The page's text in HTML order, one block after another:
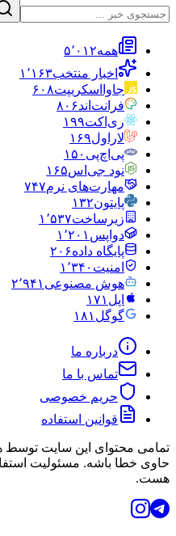
همه۵٬۰۱۲
اخبار منتخب۱٬۱۶۳
جاوااسکریپت۶۰۸
فرانت‌اند۸۰۶
ری‌اکت۱۹۹
لاراول۱۶۹
پی‌اچ‌پی ۱۵۰
نود جی‌اس۱۶۵
مهارت‌های نرم۷۴۷
پایتون۱۳۲
زیرساخت۱٬۵۳۷
دواپس ۱٬۲۰۱
پایگاه داده۲۰۶
امنیت ۱٬۳۴۰
هوش مصنوعی ۲٬۹۴۱
اپل ۱۷۱
گوگل ۱۸۱
درباره ما
تماس با ما
حریم خصوصی
قوانین استفاده
تمامی محتوای این سایت
حاوی خطا باشه. مسئولیت
هست.